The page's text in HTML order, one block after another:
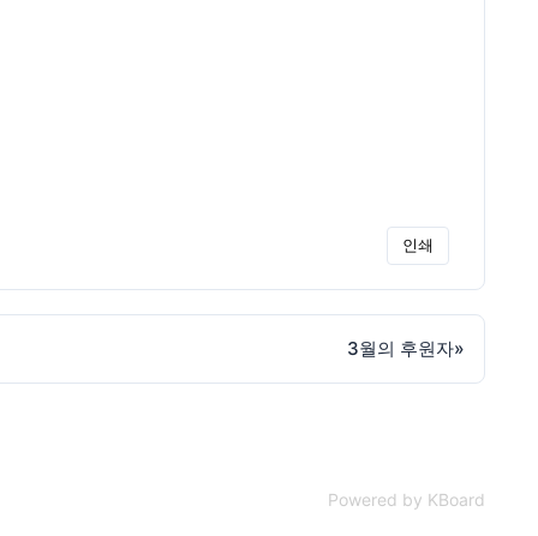
인쇄
3월의 후원자»
Powered by KBoard